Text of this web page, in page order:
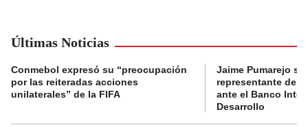
Últimas Noticias
Conmebol expresó su “preocupación
por las reiteradas acciones
unilaterales” de la FIFA
Jaime Pumarejo
representante de
ante el Banco
Desarrollo